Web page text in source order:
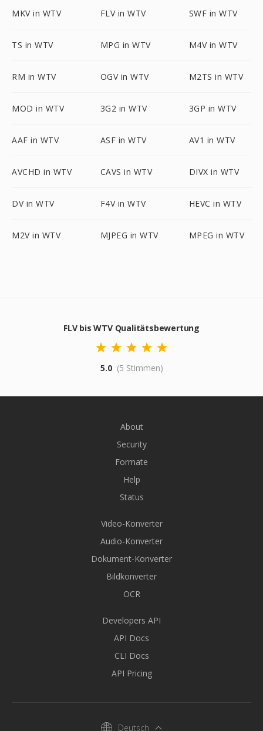
MKV in WTV FLV in WTV SWF in WTV
TS in WTV MPG in WTV M4V in WTV
RM in WTV OGV in WTV M2TS in WTV
MOD in WTV 3G2 in WTV 3GP in WTV
AAF in WTV ASF in WTV AV1 in WTV
AVCHD in WTV CAVS in WTV DIVX in WTV
DV in WTV F4V in WTV HEVC in WTV
M2V in WTV MJPEG in WTV MPEG in WTV
FLV bis WTV Qualitätsbewertung
5.0 (5 Stimmen)
About
Security
Formate
Help
Status
Video-Konverter
Audio-Konverter
Dokument-Konverter
Bildkonverter
OCR
Developers API
API Docs
CLI Docs
API Pricing
Deutsch